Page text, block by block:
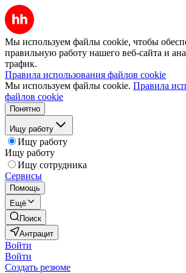
Мы используем файлы cookie, чтобы
правильную работу нашего веб-сайта и
трафик.
Правила использования файлов cookie
Мы используем файлы cookie. Правила
файлов cookie
Понятно
Ищу работу
Ищу работу
Ищу работу
Ищу сотрудника
Сервисы
Помощь
Ещё
Поиск
Антрацит
Войти
Войти
Создать резюме